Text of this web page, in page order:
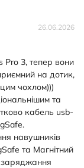
26.06.2026
Pro 3, тепер вони
на дотик,
чохлом)))
та
кабель usb-
навушників
та Магнітний